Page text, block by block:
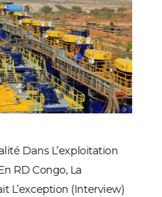
Dans L’exploitation
RD Congo, La
L’exception (Interview)